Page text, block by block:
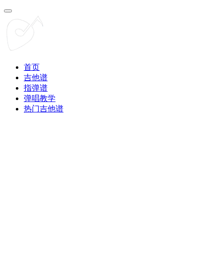
首页
吉他谱
指弹谱
弹唱教学
热门吉他谱